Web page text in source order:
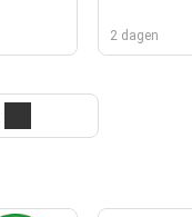
2 dagen